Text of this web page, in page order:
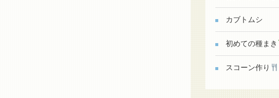
カブトムシ
初めての種まき
スコーン作り